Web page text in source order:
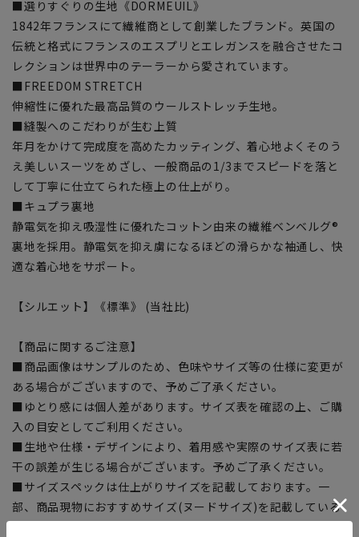
■選りすぐりの生地《DORMEUIL》
1842年フランスにて繊維商として創業したブランド。英国の
伝統と格式にフランスのエスプリとエレガンスを融合させたコ
レクションは世界中のテーラーから愛されています。
■FREEDOM STRETCH
伸縮性に優れた最高品質のウールストレッチ生地。
■縫製へのこだわりが生む上質
年月をかけて完成度を高めたカッティング、着心地よくそのう
え美しいスーツをめざし、一般商品の1/3までスピードを落と
して丁寧に仕立てられた極上の仕上がり。
■キュプラ裏地
静電気を抑え吸湿性に優れたコットン由来の繊維ベンベルグ®
裏地を採用。静電気を抑え虜になるほどの滑らかな袖通し、快
適な着心地をサポート。
【シルエット】《標準》 (当社比)
【商品に関するご注意】
■商品画像はサンプルのため、色味やサイズ等の仕様に変更が
ある場合がございますので、予めご了承ください。
■ゆとり感には個人差があります。サイズ表を確認の上、ご購
入の目安としてご利用ください。
■生地や仕様・デザインにより、着用感や実際のサイズ表に若
干の誤差が生じる場合がございます。予めご了承ください。
■サイズスペックは仕上がりサイズを記載しております。一
部、商品現物におすすめサイズ(ヌードサイズ)を記載している
商品もございます。